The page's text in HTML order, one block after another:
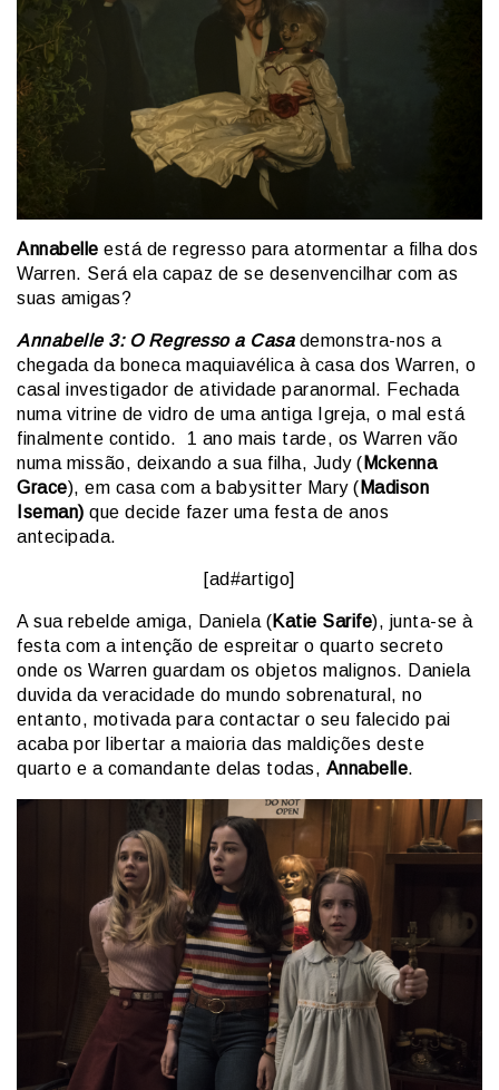
Annabelle está de regresso para atormentar a filha dos
Warren. Será ela capaz de se desenvencilhar com as
suas amigas?
Annabelle 3: O Regresso a Casa demonstra-nos a
chegada da boneca maquiavélica à casa dos Warren, o
casal investigador de atividade paranormal. Fechada
numa vitrine de vidro de uma antiga Igreja, o mal está
finalmente contido. 1 ano mais tarde, os Warren vão
numa missão, deixando a sua filha, Judy ( Mckenna
Grace), em casa com a babysitter Mary ( Madison
Iseman) que decide fazer uma festa de anos
antecipada.
[ad#artigo]
A sua rebelde amiga, Daniela (Katie Sarife), junta-se à
festa com a intenção de espreitar o quarto secreto
onde os Warren guardam os objetos malignos. Daniela
duvida da veracidade do mundo sobrenatural, no
entanto, motivada para contactar o seu falecido pai
acaba por libertar a maioria das maldições deste
quarto e a comandante delas todas, Annabelle.